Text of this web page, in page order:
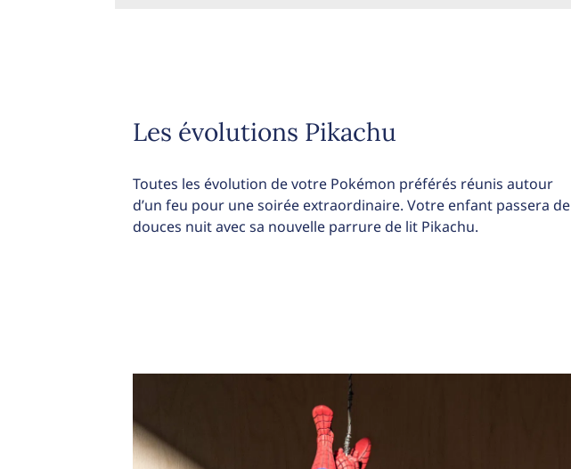
Les évolutions Pikachu
Toutes les évolution de votre Pokémon préférés réunis autour
d’un feu pour une soirée extraordinaire. Votre enfant passera de
douces nuit avec sa nouvelle parrure de lit Pikachu.